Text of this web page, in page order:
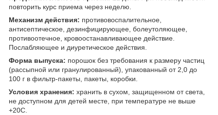
повторить курс приема через неделю.
Механизм действия: противовоспалительное,
антисептическое, дезинфицирующее, болеутоляющее,
противоотечное, кровоостанавливающее действие.
Послабляющее и диуретическое действия.
Форма выпуска: порошок без требования к размеру частиц
(рассыпной или гранулированный), упакованный от 2,0 до
100 г в фильтр-пакеты, пакеты, коробки.
Условия хранения: хранить в сухом, защищенном от света,
не доступном для детей месте, при температуре не выше
+20С.